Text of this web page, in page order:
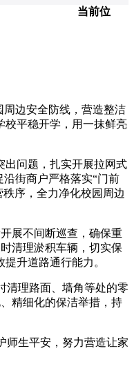
当前位
边安全防线，营造整洁
校平稳开学，用一抹鲜亮
问题，扎实开展拉网式
街商户严格落实“门前
序，全力净化校园周边
展不间断巡查，确保重
清理淤积车辆，切实保
升道路通行能力。
理路面、墙角等处的零
精细化的保洁举措，持
生平安，努力营造让家